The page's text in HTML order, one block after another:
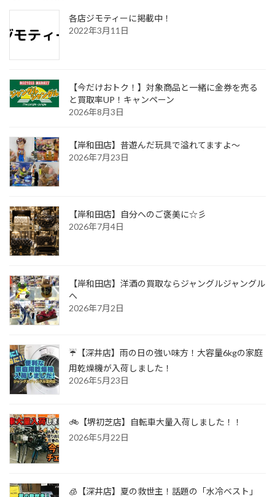
各店ジモティーに掲載中！
2022年3月11日
【今だけおトク！】対象商品と一緒に金券を売る
と買取率UP！キャンペーン
2026年8月3日
【岸和田店】昔遊んだ玩具で溢れてますよ～
2026年7月23日
【岸和田店】自分へのご褒美に☆彡
2026年7月4日
【岸和田店】洋酒の買取ならジャングルジャングル
へ
2026年7月2日
☔【深井店】雨の日の強い味方！大容量6kgの家庭
用乾燥機が入荷しました！
2026年5月23日
🚲【堺初芝店】自転車大量入荷しました！！
2026年5月22日
🧊【深井店】夏の救世主！話題の「水冷ベスト」